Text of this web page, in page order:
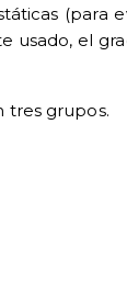
(para
usado, el
tres grupos.